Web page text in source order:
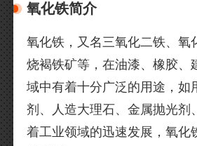
氧化铁简介
氧化铁，又名三氧化二铁、氧
烧褐铁矿等，在油漆、橡胶、
域中有着十分广泛的用途，如
剂、人造大理石、金属抛光剂
着工业领域的迅速发展，氧化